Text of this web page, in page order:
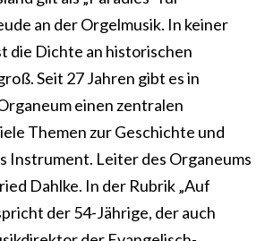
an der Orgelmusik. In keiner
die Dichte an historischen
Seit 27 Jahren gibt es in
einen zentralen
Themen zur Geschichte und
Instrument. Leiter des Organeums
Dahlke. In der Rubrik „Auf
der 54-Jährige, der auch